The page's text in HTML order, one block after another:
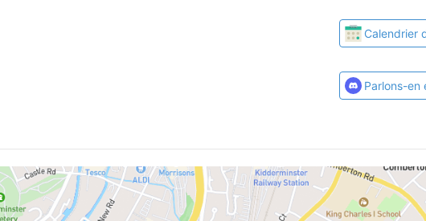
Calendrier
Parlons-en